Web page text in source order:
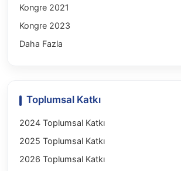
Kongre 2021
Kongre 2023
Daha Fazla
Toplumsal Katkı
2024 Toplumsal Katkı
2025 Toplumsal Katkı
2026 Toplumsal Katkı